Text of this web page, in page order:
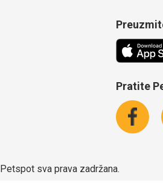
Pratite
2026 Petspot sva prava zadržana.